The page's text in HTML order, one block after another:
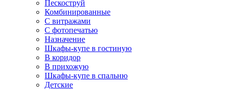
Пескоструй
Комбинированные
С витражами
С фотопечатью
Назначение
Шкафы-купе в гостиную
В коридор
В прихожую
Шкафы-купе в спальню
Детские